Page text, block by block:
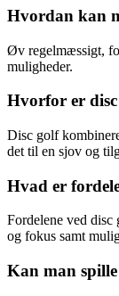
Hvordan kan
Øv regelmæssigt,
muligheder.
Hvorfor er
Disc golf
det til en sjov og
Hvad er
Fordelene ved
og fokus samt
Kan man